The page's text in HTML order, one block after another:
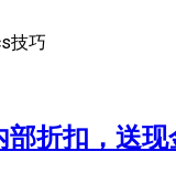
技巧
折扣，送